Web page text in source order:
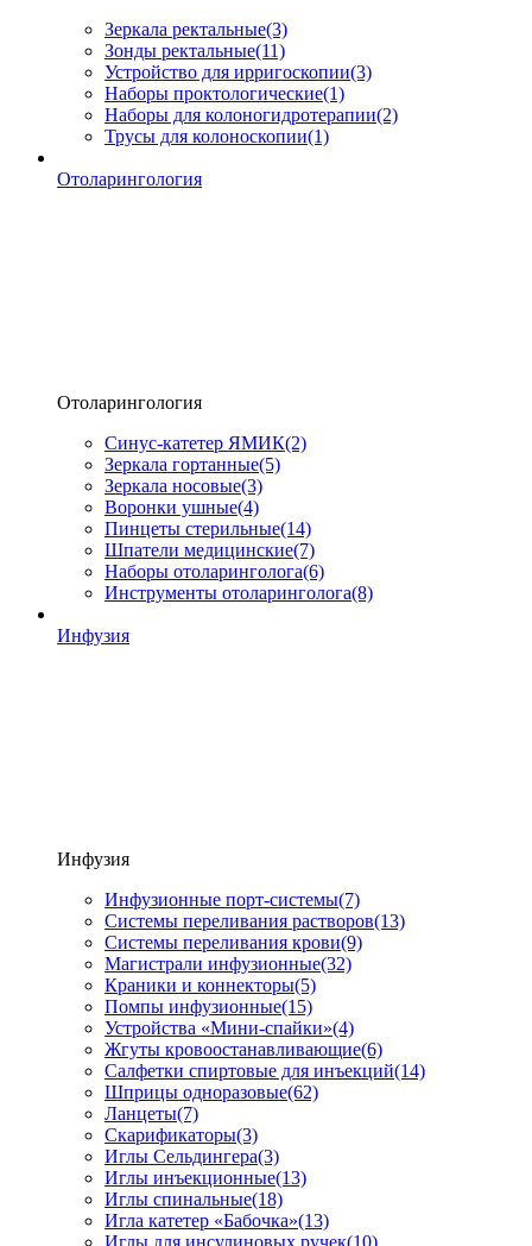
Зеркала ректальные(3)
Зонды ректальные(11)
Устройство для ирригоскопии(3)
Наборы проктологические(1)
Наборы для колоногидротерапии(2)
Трусы для колоноскопии(1)
Отоларингология
Отоларингология
Синус-катетер ЯМИК(2)
Зеркала гортанные(5)
Зеркала носовые(3)
Воронки ушные(4)
Пинцеты стерильные(14)
Шпатели медицинские(7)
Наборы отоларинголога(6)
Инструменты отоларинголога(8)
Инфузия
Инфузия
Инфузионные порт-системы(7)
Системы переливания растворов(13)
Системы переливания крови(9)
Магистрали инфузионные(32)
Краники и коннекторы(5)
Помпы инфузионные(15)
Устройства «Мини-спайки»(4)
Жгуты кровоостанавливающие(6)
Салфетки спиртовые для инъекций(14)
Шприцы одноразовые(62)
Ланцеты(7)
Скарификаторы(3)
Иглы Сельдингера(3)
Иглы инъекционные(13)
Иглы спинальные(18)
Игла катетер «Бабочка»(13)
Иглы для инсулиновых ручек(10)